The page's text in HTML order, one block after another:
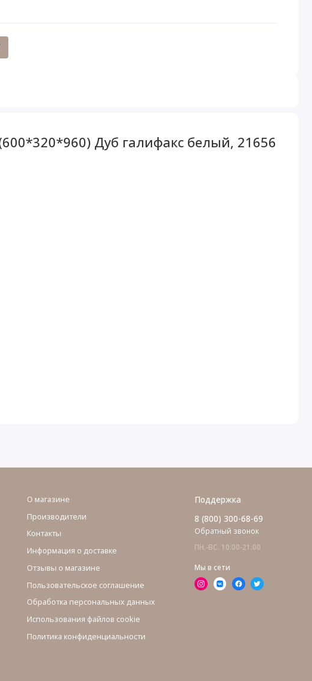
Дуб галифакс белый, 21656
О магазине
Производители
Контакты
Информация о доставке
Отзывы о магазине
Пользовательское соглашение
Обработка персональных данных
Использования файлов cookie
Политика конфиденциальности
Поддержка
8 (800) 300-68-69
Обратный звонок
ПН.-ВС. 10:00-21:00
Мы в сети